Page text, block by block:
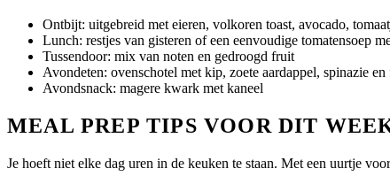
Ontbijt: uitgebreid met eieren, volkoren toast, avocado,
Lunch: restjes van gisteren of een eenvoudige tomatensoep
Tussendoor: mix van noten en gedroogd fruit
Avondeten: ovenschotel met kip, zoete aardappel, spinazie en
Avondsnack: magere kwark met kaneel
MEAL PREP TIPS VOOR DIT
Je hoeft niet elke dag uren in de keuken te staan. Met een uurtje